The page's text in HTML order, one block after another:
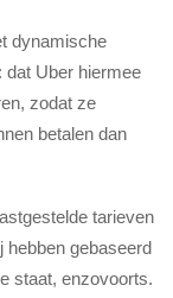
dynamische
dat Uber hiermee
zodat ze
betalen dan
tarieven
hebben gebaseerd
staat, enzovoorts.